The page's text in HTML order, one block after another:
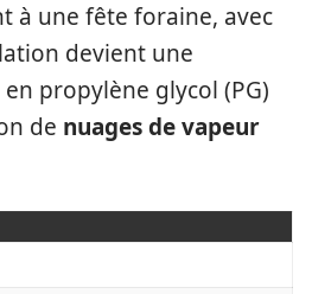
à une fête foraine, avec
devient une
propylène glycol (PG)
de nuages de vapeur